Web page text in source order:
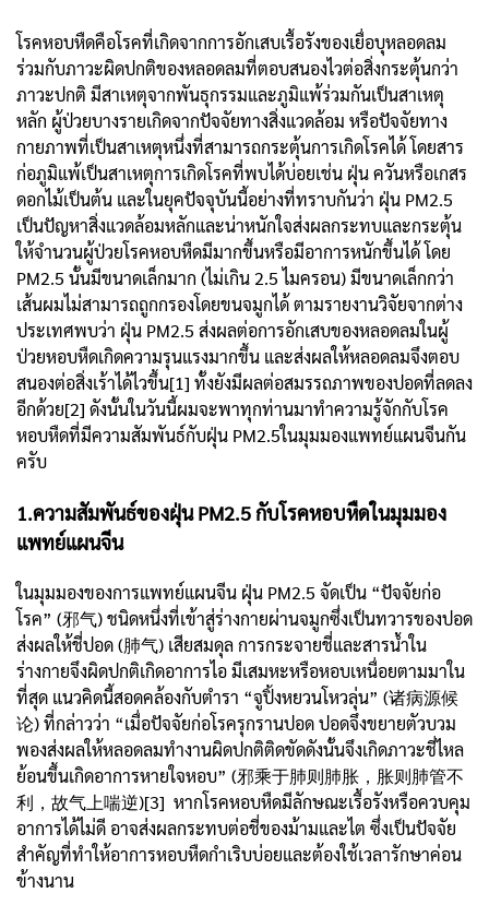
โรคหอบหืดคือโรคที่เกิดจากการอักเสบเรื้อรังของเยื่อบุหลอดลม
ร่วมกับภาวะผิดปกติของหลอดลมที่ตอบสนองไวต่อสิ่งกระตุ้นกว่า
ภาวะปกติ มีสาเหตุจากพันธุกรรมและภูมิแพ้ร่วมกันเป็นสาเหตุ
หลัก ผู้ป่วยบางรายเกิดจากปัจจัยทางสิ่งแวดล้อม หรือปัจจัยทาง
กายภาพที่เป็นสาเหตุหนึ่งที่สามารถกระตุ้นการเกิดโรคได้ โดยสาร
ก่อภูมิแพ้เป็นสาเหตุการเกิดโรคที่พบได้บ่อยเช่น ฝุ่น ควันหรือเกสร
ดอกไม้เป็นต้น และในยุคปัจจุบันนี้อย่างที่ทราบกันว่า ฝุ่น PM2.5
เป็นปัญหาสิ่งแวดล้อมหลักและน่าหนักใจส่งผลกระทบและกระตุ้น
ให้จำนวนผู้ป่วยโรคหอบหืดมีมากขึ้นหรือมีอาการหนักขึ้นได้ โดย
PM2.5 นั้นมีขนาดเล็กมาก (ไม่เกิน 2.5 ไมครอน) มีขนาดเล็กกว่า
เส้นผมไม่สามารถถูกกรองโดยขนจมูกได้ ตามรายงานวิจัยจากต่าง
ประเทศพบว่า ฝุ่น PM2.5 ส่งผลต่อการอักเสบของหลอดลมในผู้
ป่วยหอบหืดเกิดความรุนแรงมากขึ้น และส่งผลให้หลอดลมจึงตอบ
สนองต่อสิ่งเร้าได้ไวขึ้น[1] ทั้งยังมีผลต่อสมรรถภาพของปอดที่ลดลง
อีกด้วย[2] ดังนั้นในวันนี้ผมจะพาทุกท่านมาทำความรู้จักกับโรค
หอบหืดที่มีความสัมพันธ์กับฝุ่น PM2.5ในมุมมองแพทย์แผนจีนกัน
ครับ
1.ความสัมพันธ์ของฝุ่น PM2.5 กับโรคหอบหืดในมุมมอง
แพทย์แผนจีน
ในมุมมองของการแพทย์แผนจีน ฝุ่น PM2.5 จัดเป็น “ปัจจัยก่อ
โรค” (邪气) ชนิดหนึ่งที่เข้าสู่ร่างกายผ่านจมูกซึ่งเป็นทวารของปอด
ส่งผลให้ชี่ปอด (肺气) เสียสมดุล การกระจายชี่และสารน้ำใน
ร่างกายจึงผิดปกติเกิดอาการไอ มีเสมหะหรือหอบเหนื่อยตามมาใน
ที่สุด แนวคิดนี้สอดคล้องกับตำรา “จูปิ้งหยวนโหวลุ่น” (诸病源候
论) ที่กล่าวว่า “เมื่อปัจจัยก่อโรครุกรานปอด ปอดจึงขยายตัวบวม
พองส่งผลให้หลอดลมทำงานผิดปกติติดขัดดังนั้นจึงเกิดภาวะชี่ไหล
ย้อนขึ้นเกิดอาการหายใจหอบ” (邪乘于肺则肺胀，胀则肺管不
利，故气上喘逆)[3] หากโรคหอบหืดมีลักษณะเรื้อรังหรือควบคุม
อาการได้ไม่ดี อาจส่งผลกระทบต่อชี่ของม้ามและไต ซึ่งเป็นปัจจัย
สำคัญที่ทำให้อาการหอบหืดกำเริบบ่อยและต้องใช้เวลารักษาค่อน
ข้างนาน